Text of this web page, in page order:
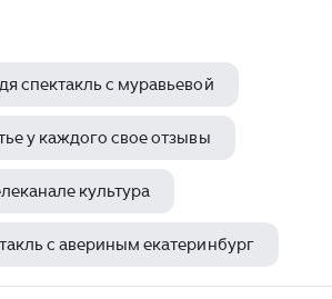
спектакль с муравьевой
у каждого свое отзывы
культура
с авериным екатеринбург